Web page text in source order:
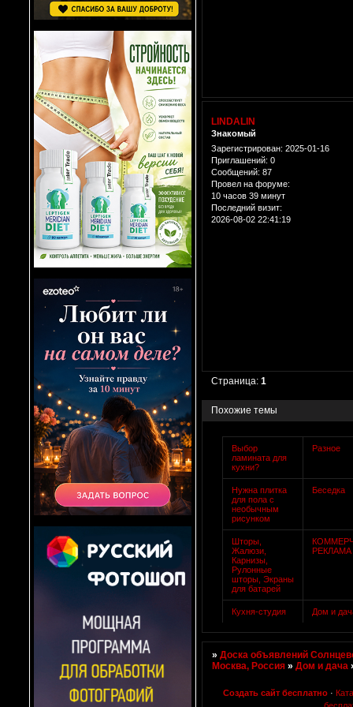
LINDALIN
Знакомый
Зарегистрирован: 2025-01-16
Приглашений: 0
Сообщений: 87
Провел на форуме:
10 часов 39 минут
Последний визит:
2026-08-02 22:41:19
Страница:1
Похожие темы
Выбор
ламината для
кухни?
Разное
Нужна плитка
для пола с
необычным
рисунком
Беседка
Шторы,
Жалюзи,
Карнизы,
Рулонные
шторы, Экраны
для батарей
РЕКЛАМА
Кухня-студия Дом и
»Доска объявлений
Москва, Россия »Дом и дача
Создать сайт бесплатно ·